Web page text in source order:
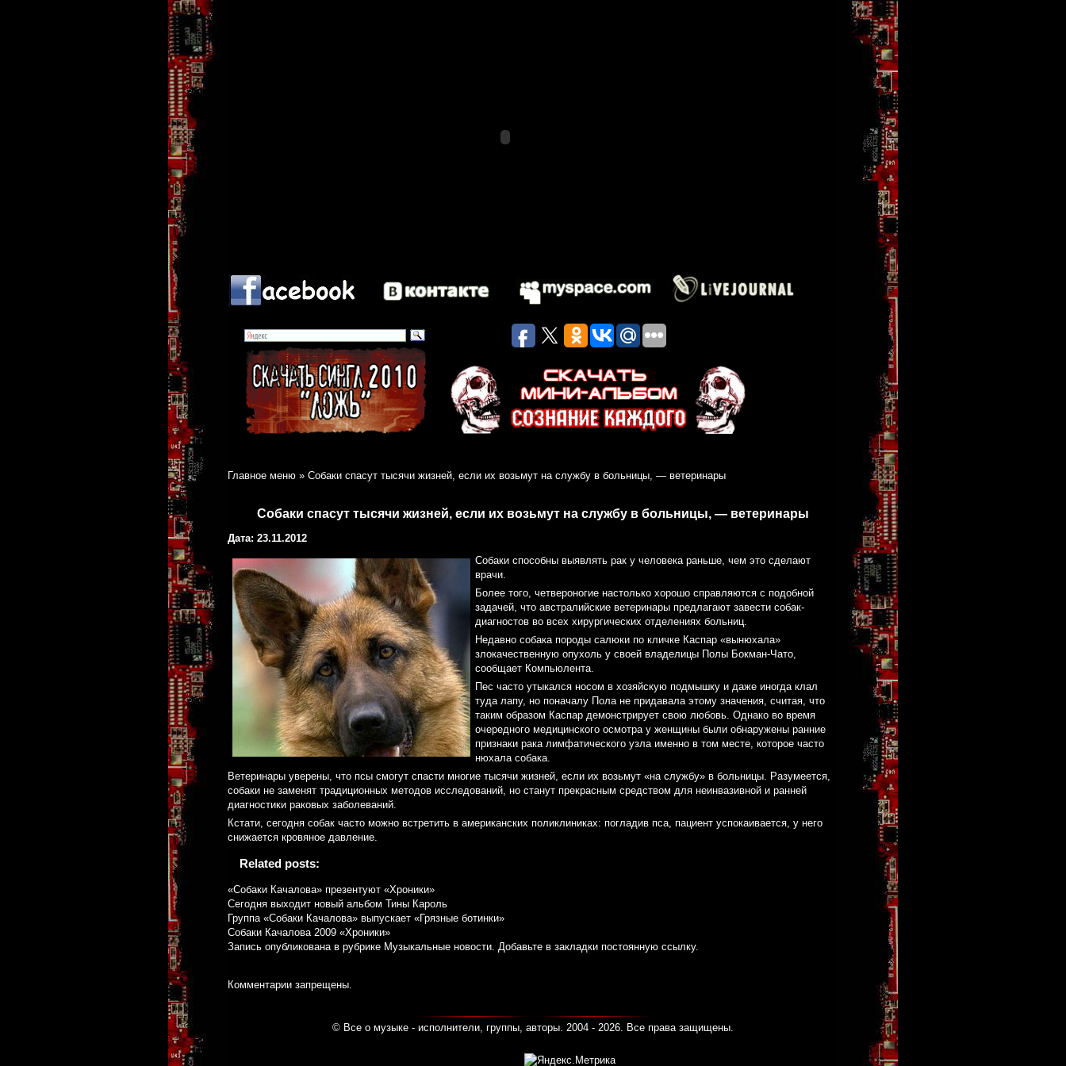
Главное меню » Собаки спасут тысячи жизней, если их возьмут на службу в больницы, — ветеринары
Собаки спасут тысячи жизней, если их возьмут на службу в больницы, — ветеринары
Дата: 23.11.2012
Собаки способны выявлять рак у человека раньше, чем это сделают
врачи.
Более того, четвероногие настолько хорошо справляются с подобной
задачей, что австралийские ветеринары предлагают завести собак-
диагностов во всех хирургических отделениях больниц.
Недавно собака породы салюки по кличке Каспар «вынюхала»
злокачественную опухоль у своей владелицы Полы Бокман-Чато,
сообщает Компьюлента.
Пес часто утыкался носом в хозяйскую подмышку и даже иногда клал
туда лапу, но поначалу Пола не придавала этому значения, считая, что
таким образом Каспар демонстрирует свою любовь. Однако во время
очередного медицинского осмотра у женщины были обнаружены ранние
признаки рака лимфатического узла именно в том месте, которое часто
нюхала собака.
Ветеринары уверены, что псы смогут спасти многие тысячи жизней, если их возьмут «на службу» в больницы. Разумеется,
собаки не заменят традиционных методов исследований, но станут прекрасным средством для неинвазивной и ранней
диагностики раковых заболеваний.
Кстати, сегодня собак часто можно встретить в американских поликлиниках: погладив пса, пациент успокаивается, у него
снижается кровяное давление.
Related posts:
«Собаки Качалова» презентуют «Хроники»
Сегодня выходит новый альбом Тины Кароль
Группа «Собаки Качалова» выпускает «Грязные ботинки»
Собаки Качалова 2009 «Хроники»
Запись опубликована в рубрике Музыкальные новости. Добавьте в закладки постоянную ссылку.
Комментарии запрещены.
© Все о музыке - исполнители, группы, авторы. 2004 - 2026. Все права защищены.